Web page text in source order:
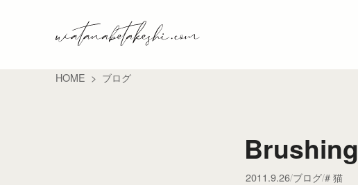
HOME ブログ
Brushing
2011.9.26 ブログ 猫